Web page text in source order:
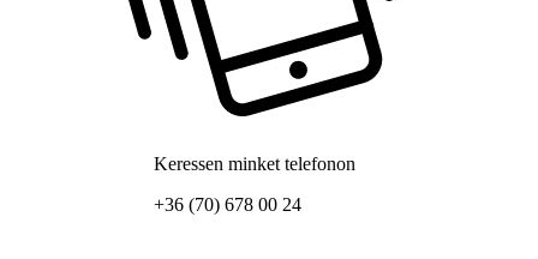
Keressen minket telefonon
+36 (70) 678 00 24